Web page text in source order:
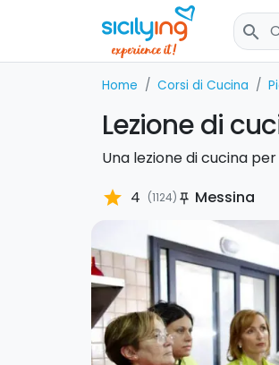
search
Home Corsi di Cucina
Lezione di
Una lezione di cucina
star 4 (1124) push_pin Messina